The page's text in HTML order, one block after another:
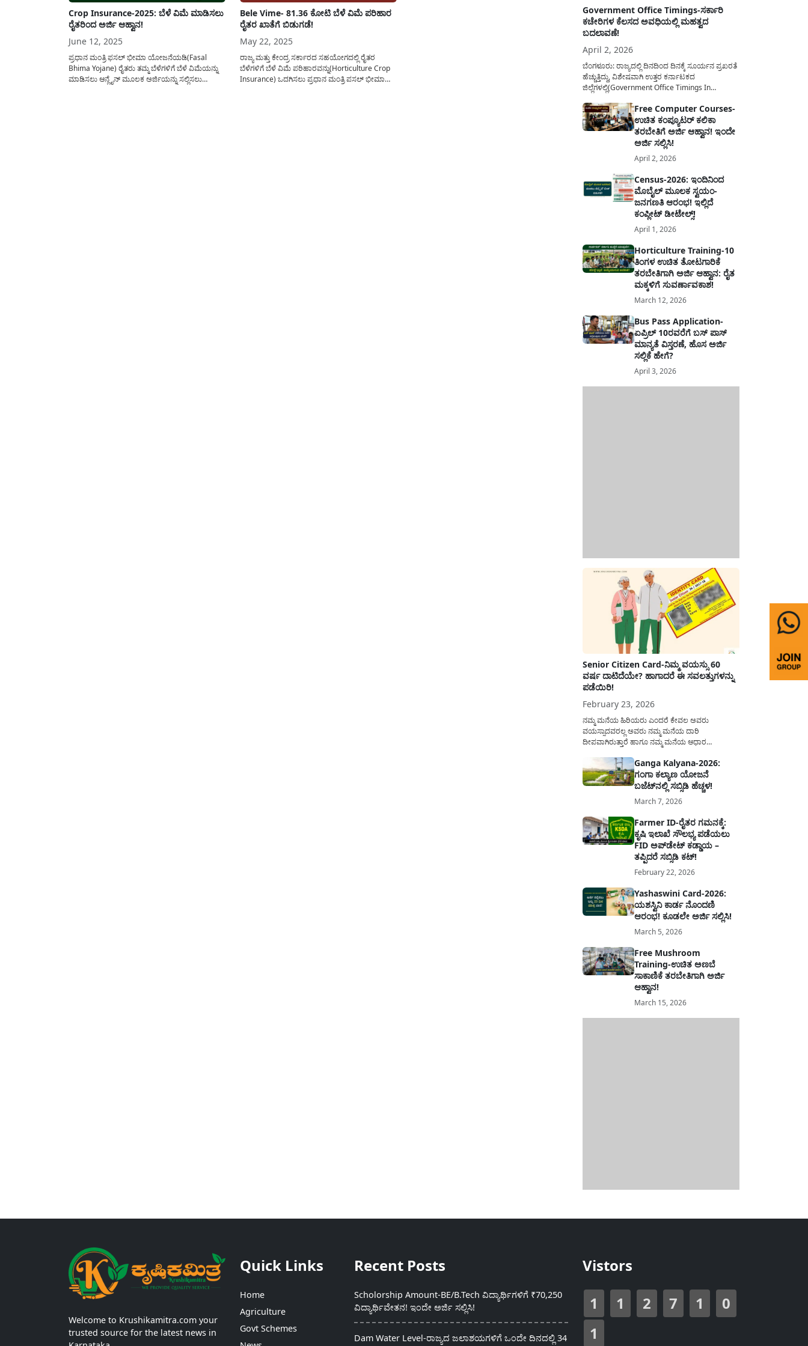
Crop Insurance-2025: ಬೆಳೆ ವಿಮೆ ಮಾಡಿಸಲು
ರೈತರಿಂದ ಅರ್ಜಿ ಆಹ್ವಾನ!
June 12, 2025
ಪ್ರಧಾನ ಮಂತ್ರಿ ಫಸಲ್ ಭೀಮಾ ಯೋಜನೆಯಡಿ(Fasal
Bhima Yojane) ರೈತರು ತಮ್ಮ ಬೆಳೆಗಳಿಗೆ ಬೆಳೆ ವಿಮೆಯನ್ನು
ಮಾಡಿಸಲು ಆನ್ಲೈನ್ ಮೂಲಕ ಅರ್ಜಿಯನ್ನು ಸಲ್ಲಿಸಲು
Bele Vime- 81.36 ಕೋಟಿ ಬೆಳೆ ವಿಮೆ ಪರಿಹಾರ
ರೈತರ ಖಾತೆಗೆ ಬಿಡುಗಡೆ!
May 22, 2025
ರಾಜ್ಯ ಮತ್ತು ಕೇಂದ್ರ ಸರ್ಕಾರದ ಸಹಯೋಗದಲ್ಲಿ ರೈತರ
ಬೆಳೆಗಳಿಗೆ ಬೆಳೆ ವಿಮೆ ಪರಿಹಾರವನ್ನು(Horticulture Crop
Insurance) ಒದಗಿಸಲು ಪ್ರಧಾನ ಮಂತ್ರಿ ಪಸಲ್ ಭೀಮಾ
Government Office Timings-ಸರ್ಕಾರಿ
ಕಚೇರಿಗಳ ಕೆಲಸದ ಅವಧಿಯಲ್ಲಿ ಮಹತ್ವದ
ಬದಲಾವಣೆ!
April 2, 2026
ಬೆಂಗಳೂರು: ರಾಜ್ಯದಲ್ಲಿ ದಿನದಿಂದ ದಿನಕ್ಕೆ ಸೂರ್ಯನ ಪ್ರಖರತೆ
ಹೆಚ್ಚುತ್ತಿದ್ದು, ವಿಶೇಷವಾಗಿ ಉತ್ತರ ಕರ್ನಾಟಕದ
ಜಿಲ್ಲೆಗಳಲ್ಲಿ(Government Office Timings In
ಹಿನ್ನೆಲೆಯಲ್ಲಿ ಸರ್ಕಾರಿ ನೌಕರರ ಹಿತದೃಷ್ಟಿಯಿಂದ ಹಾಗೂ
ಸಾರ್ವಜನಿಕರ ಅನುಕೂಲಕ್ಕಾಗಿ ಕರ್ನಾಟಕ ಸರ್ಕಾರವು
ಮಹತ್ವದ ನಿರ್ಧಾರವೊಂದನ್ನು ಕೈಗೊಂಡಿದೆ. ಕಿತ್ತೂರು ಕರ್ನಾಟಕ
ಮತ್ತು ಕಲ್ಯಾಣ ಕರ್ನಾಟಕದ ಒಟ್ಟು 9 ಜಿಲ್ಲೆಗಳಲ್ಲಿ ಏಪ್ರಿಲ್...
Free Computer Courses-
ಉಚಿತ ಕಂಪ್ಯೂಟರ್ ಕಲಿಕಾ
ತರಬೇತಿಗೆ ಅರ್ಜಿ ಆಹ್ವಾನ! ಇಂದೇ
ಅರ್ಜಿ ಸಲ್ಲಿಸಿ!
April 2, 2026
Census-2026: ಇಂದಿನಿಂದ
ಮೊಬೈಲ್ ಮೂಲಕ ಸ್ವಯಂ-
ಜನಗಣತಿ ಆರಂಭ! ಇಲ್ಲಿದೆ
ಕಂಪ್ಲೀಟ್ ಡೀಟೇಲ್ಸ್!
April 1, 2026
Horticulture Training-10
ತಿಂಗಳ ಉಚಿತ ತೋಟಗಾರಿಕೆ
ತರಬೇತಿಗಾಗಿ ಅರ್ಜಿ ಆಹ್ವಾನ: ರೈತ
ಮಕ್ಕಳಿಗೆ ಸುವರ್ಣಾವಕಾಶ!
March 12, 2026
Bus Pass Application-
ಏಪ್ರಿಲ್ 10ರವರೆಗೆ ಬಸ್ ಪಾಸ್
ಮಾನ್ಯತೆ ವಿಸ್ತರಣೆ, ಹೊಸ ಅರ್ಜಿ
ಸಲ್ಲಿಕೆ ಹೇಗೆ?
April 3, 2026
Senior Citizen Card-ನಿಮ್ಮ ವಯಸ್ಸು 60
ವರ್ಷ ದಾಟಿದೆಯೇ? ಹಾಗಾದರೆ ಈ ಸವಲತ್ತುಗಳನ್ನು
ಪಡೆಯಿರಿ!
February 23, 2026
ನಮ್ಮ ಮನೆಯ ಹಿರಿಯರು ಎಂದರೆ ಕೇವಲ ಅವರು
ವಯಸ್ಸಾದವರಲ್ಲ ಅವರು ನಮ್ಮ ಮನೆಯ ದಾರಿ
ದೀಪವಾಗಿರುತ್ತಾರೆ ಹಾಗೂ ನಮ್ಮ ಮನೆಯ ಆಧಾರ
ಸಮಾಜಕ್ಕಾಗಿ ದುಡಿತಿರುತ್ತಾರೆ ಹಾಗೆಯೇ ಅವರು ತಮ್ಮ 60
ವರ್ಷಗಳ ನಂತರದ ಜೀವನವನ್ನು ನೆಮ್ಮದಿಯಿಂದ
ಕಳೆಯಬೇಕೆಂಬುದು ಪ್ರತಿಯೊಬ್ಬರ ಕನಸಾಗಿರುತ್ತದೆ ಆದ್ದರಿಂದ
ಸರ್ಕಾರವು ಹಿರಿಯ ನಾಗರಿಕರ ಗುರುತಿನ ಚೀಟಿ...
Ganga Kalyana-2026:
ಗಂಗಾ ಕಲ್ಯಾಣ ಯೋಜನೆ
ಬಜೆಟ್‌ನಲ್ಲಿ ಸಬ್ಸಿಡಿ ಹೆಚ್ಚಳ!
March 7, 2026
Farmer ID-ರೈತರ ಗಮನಕ್ಕೆ:
ಕೃಷಿ ಇಲಾಖೆ ಸೌಲಭ್ಯ ಪಡೆಯಲು
FID ಅಪ್‌ಡೇಟ್ ಕಡ್ಡಾಯ –
ತಪ್ಪಿದರೆ ಸಬ್ಸಿಡಿ ಕಟ್!
February 22, 2026
Yashaswini Card-2026:
ಯಶಸ್ವಿನಿ ಕಾರ್ಡ ನೊಂದಣಿ
ಆರಂಭ! ಕೂಡಲೇ ಅರ್ಜಿ ಸಲ್ಲಿಸಿ!
March 5, 2026
Free Mushroom
Training-ಉಚಿತ ಅಣಬೆ
ಸಾಕಾಣಿಕೆ ತರಬೇತಿಗಾಗಿ ಅರ್ಜಿ
ಆಹ್ವಾನ!
March 15, 2026
Welcome to Krushikamitra.com your
trusted source for the latest news in
Quick Links
Home
Agriculture
Govt Schemes
Recent Posts
Scholorship Amount-BE/B.Tech ವಿದ್ಯಾರ್ಥಿಗಳಿಗೆ ₹70,250
ವಿದ್ಯಾರ್ಥಿವೇತನ! ಇಂದೇ ಅರ್ಜಿ ಸಲ್ಲಿಸಿ!
Dam Water Level-ರಾಜ್ಯದ ಜಲಾಶಯಗಳಿಗೆ ಒಂದೇ ದಿನದಲ್ಲಿ 34
Vistors
1
1 2 7 1
0
1